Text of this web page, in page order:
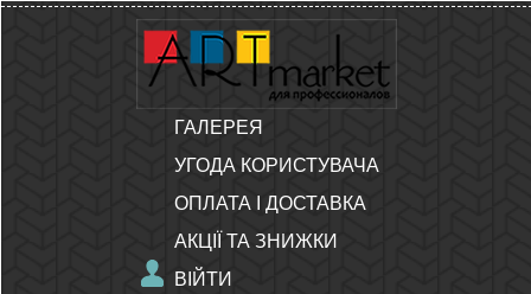
ГАЛЕРЕЯ
УГОДА КОРИСТУВАЧА
ОПЛАТА І ДОСТАВКА
АКЦІЇ ТА ЗНИЖКИ
ВІЙТИ